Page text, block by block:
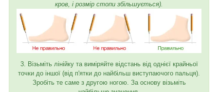
кров, і розмір стопи збільшується).
3. Візьміть лінійку та виміряйте відстань від однієї крайньої
точки до іншої (від п'ятки до найбільш виступаючого пальця).
Зробіть те саме з другою ногою. За основу візьміть